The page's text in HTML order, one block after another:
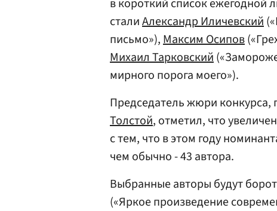
в короткий список ежегодной
сталиАлександр Иличевский
письмо»),Максим Осипов
Михаил Тарковский
мирного порога моего»).
Председатель жюри конкурса,
Толстой, отметил, что
с тем, что в этом году
чем обычно - 43 автора.
Выбранные авторы будут
(«Яркое произведение